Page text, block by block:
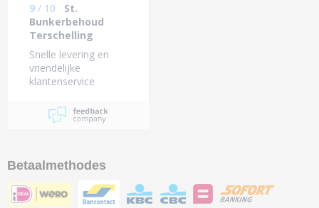
9 / 10
St.
Bunkerbehoud
Terschelling
Snelle levering en
vriendelijke
klantenservice
Betaalmethodes